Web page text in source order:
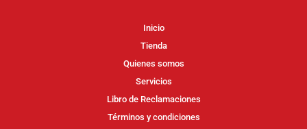
Inicio
Tienda
Quienes somos
Servicios
Libro de Reclamaciones
Términos y condiciones